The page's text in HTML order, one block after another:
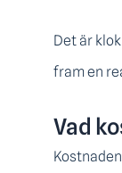
Det är
fram en
Vad